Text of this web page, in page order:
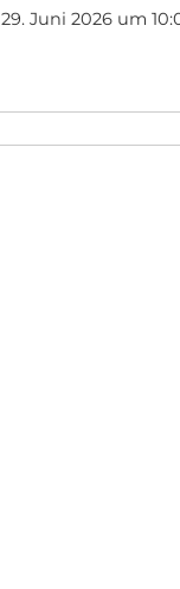
29. Juni 2026 um